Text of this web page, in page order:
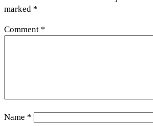
marked *
Comment *
Name *